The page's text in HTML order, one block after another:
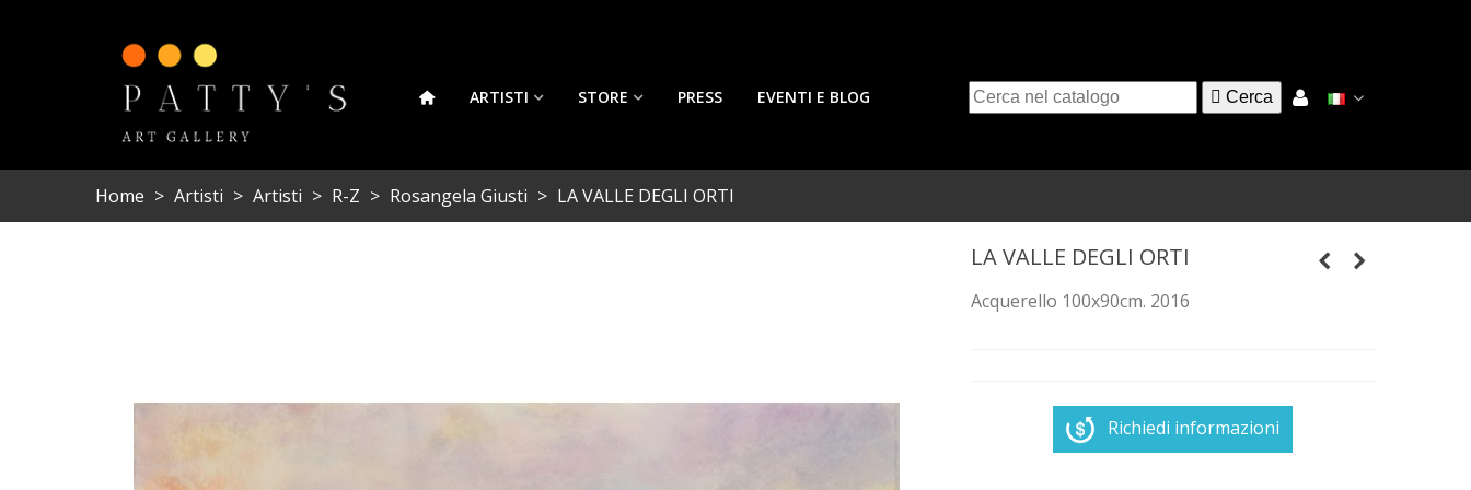
ARTISTI STORE PRESS EVENTI E BLOG  Cerca
Home > Artisti > Artisti > R-Z > Rosangela Giusti > LA VALLE DEGLI ORTI
LA VALLE DEGLI ORTI
Acquerello 100x90cm. 2016
Richiedi informazioni